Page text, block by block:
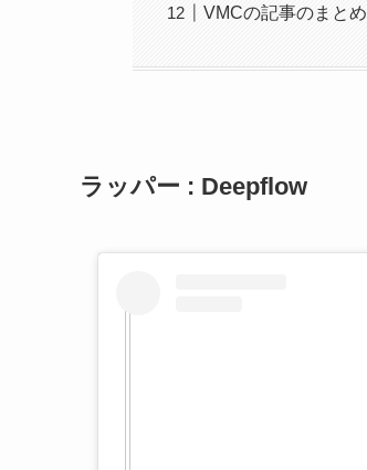
VMCの記事のまとめ
ラッパー : Deepflow